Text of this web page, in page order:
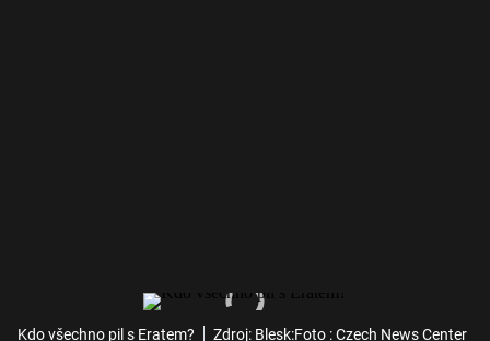
Kdo všechno pil s Eratem? Zdroj: Blesk:Foto : Czech News Center